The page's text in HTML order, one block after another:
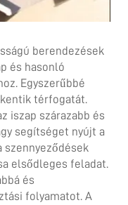
berendezések
és hasonló
Egyszerűbbé
térfogatát.
iszap szárazabb és
segítséget nyújt a
szennyeződések
elsődleges feladat.
és
folyamatot. A